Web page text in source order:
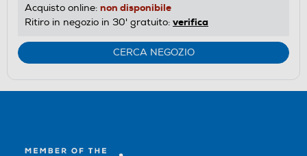
Acquisto online: non disponibile
Ritiro in negozio in 30' gratuito: verifica
CERCA NEGOZIO